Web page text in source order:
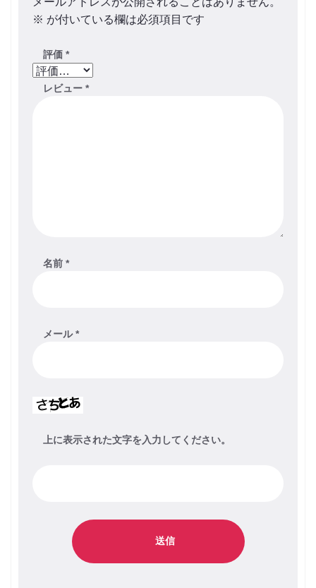
※ が付いている欄は必須項目です
評価 *
レビュー *
名前 *
メール*
上に表示された文字を入力してください。